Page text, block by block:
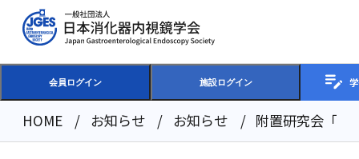
会員ログイン 施設ログイン
HOME お知らせ お知らせ 附置研究会「内